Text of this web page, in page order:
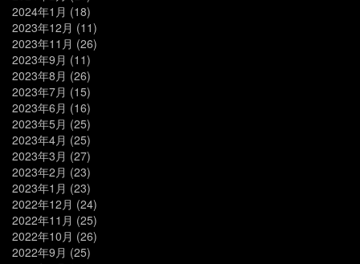
2024年1月 (18)
2023年12月 (11)
2023年11月 (26)
2023年9月 (11)
2023年8月 (26)
2023年7月 (15)
2023年6月 (16)
2023年5月 (25)
2023年4月 (25)
2023年3月 (27)
2023年2月 (23)
2023年1月 (23)
2022年12月 (24)
2022年11月 (25)
2022年10月 (26)
2022年9月 (25)